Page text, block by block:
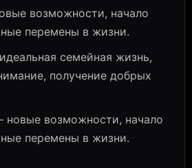
возможности, начало
перемены в жизни.
семейная жизнь,
получение добрых
новые возможности, начало
перемены в жизни.